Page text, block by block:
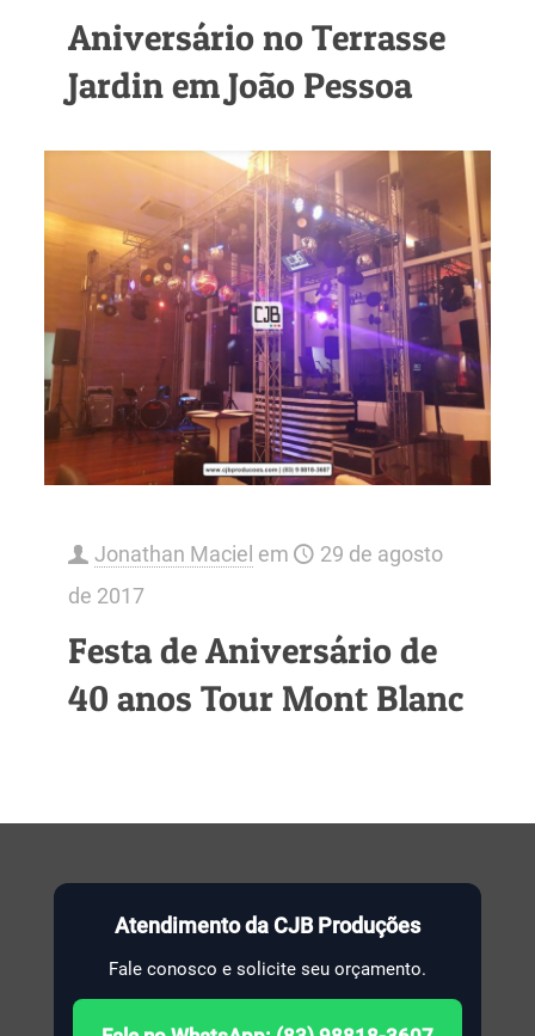
Aniversário no Terrasse
Jardin em João Pessoa
Jonathan Maciel em
29 de agosto
de 2017
Festa de Aniversário de
40 anos Tour Mont Blanc
Atendimento da CJB Produções
Fale conosco e solicite seu orçamento.